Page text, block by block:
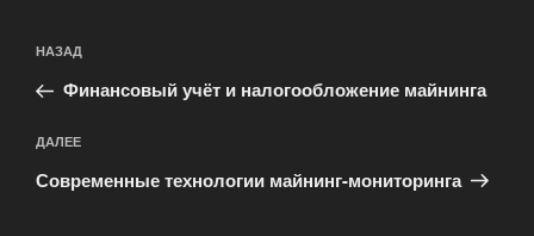
по
записям
Предыдущая
запись:
НАЗАД
Финансовый учёт и налогообложение майнинга
Следующая
запись
ДАЛЕЕ
Современные технологии майнинг-мониторинга